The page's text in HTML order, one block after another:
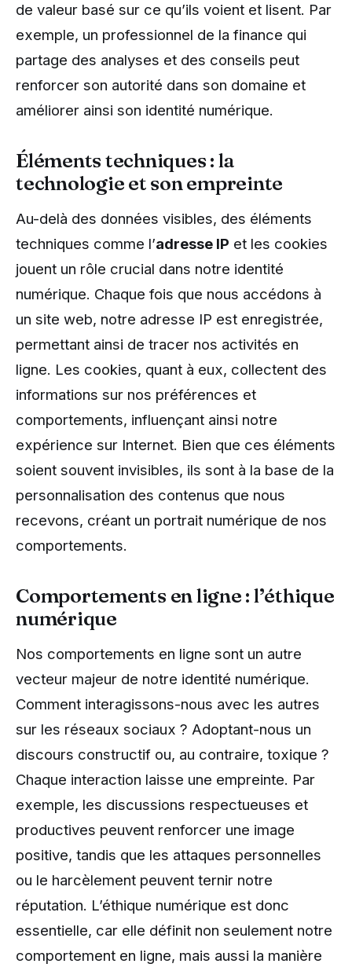
de valeur basé sur ce qu’ils voient et lisent. Par
exemple, un professionnel de la finance qui
partage des analyses et des conseils peut
renforcer son autorité dans son domaine et
améliorer ainsi son identité numérique.
Éléments techniques : la
technologie et son empreinte
Au-delà des données visibles, des éléments
techniques comme l’adresse IP et les cookies
jouent un rôle crucial dans notre identité
numérique. Chaque fois que nous accédons à
un site web, notre adresse IP est enregistrée,
permettant ainsi de tracer nos activités en
ligne. Les cookies, quant à eux, collectent des
informations sur nos préférences et
comportements, influençant ainsi notre
expérience sur Internet. Bien que ces éléments
soient souvent invisibles, ils sont à la base de la
personnalisation des contenus que nous
recevons, créant un portrait numérique de nos
comportements.
Comportements en ligne : l’éthique
numérique
Nos comportements en ligne sont un autre
vecteur majeur de notre identité numérique.
Comment interagissons-nous avec les autres
sur les réseaux sociaux ? Adoptant-nous un
discours constructif ou, au contraire, toxique ?
Chaque interaction laisse une empreinte. Par
exemple, les discussions respectueuses et
productives peuvent renforcer une image
positive, tandis que les attaques personnelles
ou le harcèlement peuvent ternir notre
réputation. L’éthique numérique est donc
essentielle, car elle définit non seulement notre
comportement en ligne, mais aussi la manière